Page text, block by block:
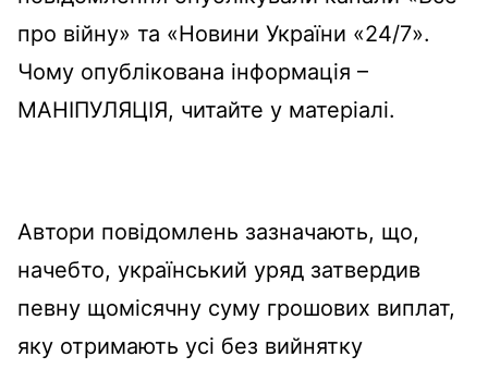
про війну» та «Новини України «24/7».
Чому опублікована інформація –
МАНІПУЛЯЦІЯ, читайте у матеріалі.
Автори повідомлень зазначають, що,
начебто, український уряд затвердив
певну щомісячну суму грошових виплат,
яку отримають усі без вийнятку